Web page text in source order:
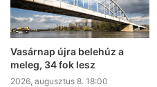
Vasárnap újra belehúz a
meleg, 34 fok lesz
2026, augusztus 8. 18:00